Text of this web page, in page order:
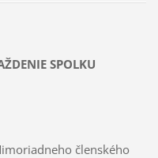
SPOLKU
členského